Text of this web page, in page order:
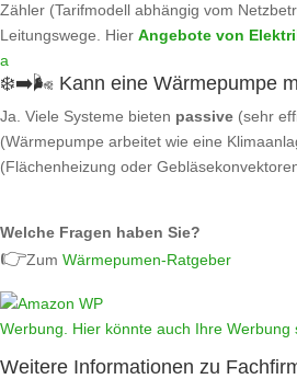
Zähler (Tarifmodell abhängig vom
Leitungswege. Hier Angebote von
a
❄️➡️🌬️ Kann eine Wärmepumpe
Ja. Viele Systeme bieten passive (sehr
(Wärmepumpe arbeitet wie eine
(Flächenheizung oder
Welche Fragen haben Sie?
👉Zum Wärmepumen-Ratgeber
Werbung. Hier könnte auch Ihre Werbung
Weitere Informationen zu